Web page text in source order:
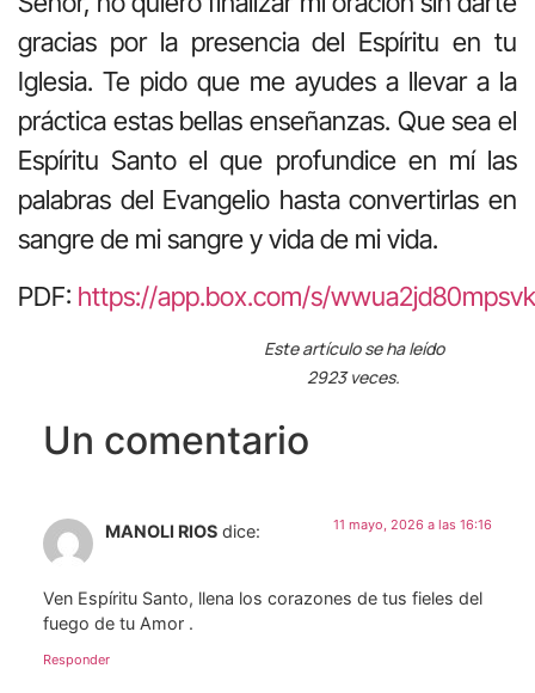
gracias por la presencia del Espíritu en tu
Iglesia. Te pido que me ayudes a llevar a la
práctica estas bellas enseñanzas. Que sea el
Espíritu Santo el que profundice en mí las
palabras del Evangelio hasta convertirlas en
sangre de mi sangre y vida de mi vida.
PDF: https://app.box.com/s/
Este artículo se ha leído
2923 veces.
Un comentario
MANOLI RIOS dice: 11 mayo, 2026 a las 16:16
Ven Espíritu Santo, llena los corazones de tus fieles del
fuego de tu Amor .
Responder